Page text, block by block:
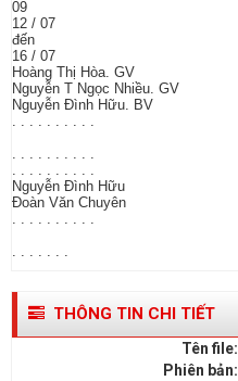
09
12 / 07
đến
16 / 07
Hoàng Thị Hòa. GV
Nguyễn T Ngọc Nhiều. GV
Nguyễn Đình Hữu. BV
. . . . . . . . . .
. . . . . . . . . .
. . . . . . . . . .
Nguyễn Đình Hữu
Đoàn Văn Chuyên
. . . . . . . . . .
. . . . . . .
THÔNG TIN CHI TIẾT
Tên file:
Phiên bản: